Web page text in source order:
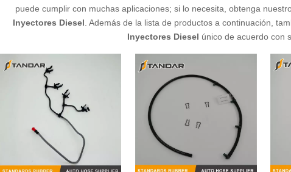
puede cumplir con muchas aplicaciones; si lo necesita, obtenga
Inyectores Diesel . Además de la lista de productos a continuación,
Inyectores Diesel único de acuerdo con